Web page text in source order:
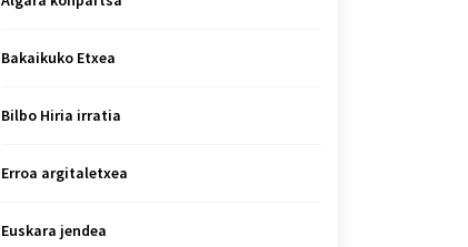
Bakaikuko Etxea
Bilbo Hiria irratia
Erroa argitaletxea
Euskara jendea